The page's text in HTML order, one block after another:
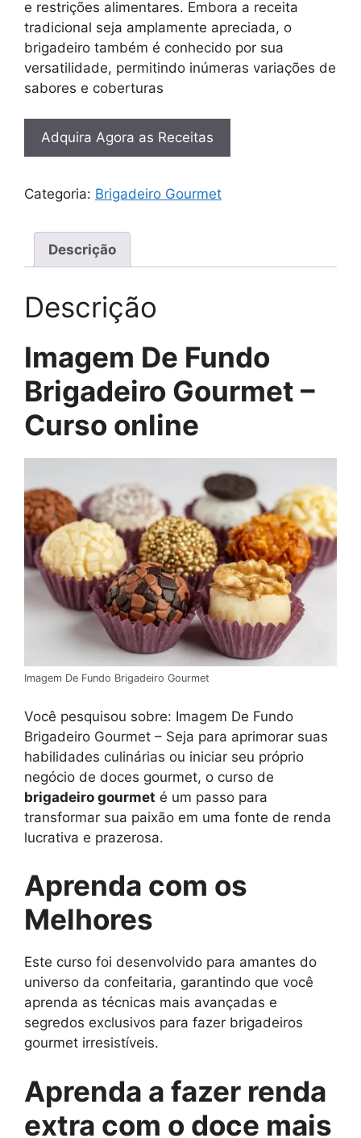
e restrições alimentares. Embora a receita
tradicional seja amplamente apreciada, o
brigadeiro também é conhecido por sua
versatilidade, permitindo inúmeras variações de
sabores e coberturas
Adquira Agora as Receitas
Categoria: Brigadeiro Gourmet
Descrição
Descrição
Imagem De Fundo
Brigadeiro Gourmet –
Curso online
Imagem De Fundo Brigadeiro Gourmet
Você pesquisou sobre: Imagem De Fundo
Brigadeiro Gourmet – Seja para aprimorar suas
habilidades culinárias ou iniciar seu próprio
negócio de doces gourmet, o curso de
brigadeiro gourmet é um passo para
transformar sua paixão em uma fonte de renda
lucrativa e prazerosa.
Aprenda com os
Melhores
Este curso foi desenvolvido para amantes do
universo da confeitaria, garantindo que você
aprenda as técnicas mais avançadas e
segredos exclusivos para fazer brigadeiros
gourmet irresistíveis.
Aprenda a fazer renda
extra com o doce mais